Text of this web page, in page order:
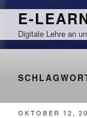
Zum
springen
E-
Digitale Lehre an
OKTOBER 12,